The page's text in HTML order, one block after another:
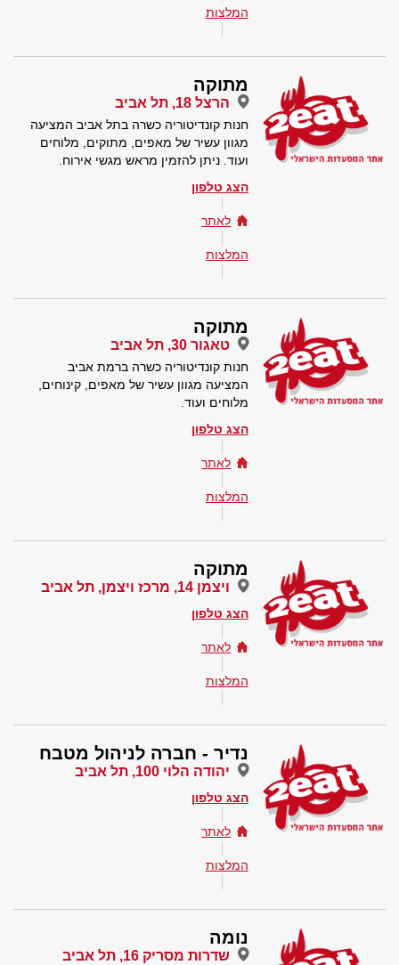
המלצות
מתוקה
הרצל 18, תל אביב
חנות קונדיטוריה כשרה בתל אביב המציעה
מגוון עשיר של מאפים, מתוקים, מלוחים
ועוד. ניתן להזמין מראש מגשי אירוח.
הצג טלפון
לאתר
המלצות
מתוקה
טאגור 30, תל אביב
חנות קונדיטוריה כשרה ברמת אביב
המציעה מגוון עשיר של מאפים, קינוחים,
מלוחים ועוד.
הצג טלפון
לאתר
המלצות
מתוקה
ויצמן 14, מרכז ויצמן, תל אביב
הצג טלפון
לאתר
המלצות
נדיר - חברה לניהול מטבח
יהודה הלוי 100, תל אביב
הצג טלפון
לאתר
המלצות
נומה
שדרות מסריק 16, תל אביב